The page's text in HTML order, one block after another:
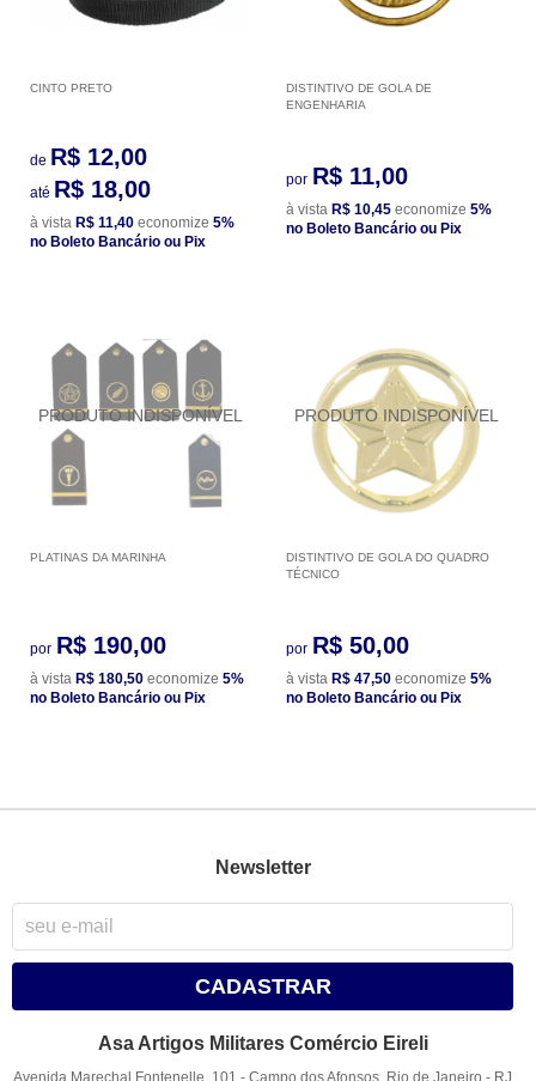
CINTO PRETO
de R$ 12,00
até R$ 18,00
à vista R$ 11,40 economize 5%
no Boleto Bancário ou Pix
DISTINTIVO DE GOLA DE
ENGENHARIA
por R$ 11,00
à vista R$ 10,45 economize 5%
no Boleto Bancário ou Pix
PLATINAS DA MARINHA
por R$ 190,00
à vista R$ 180,50 economize 5%
no Boleto Bancário ou Pix
DISTINTIVO DE GOLA DO QUADRO
TÉCNICO
por R$ 50,00
à vista R$ 47,50 economize 5%
no Boleto Bancário ou Pix
Newsletter
CADASTRAR
Asa Artigos Militares Comércio Eireli
Avenida Marechal Fontenelle, 101 -Campo dos Afonsos, Rio de Janeiro - RJ